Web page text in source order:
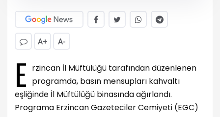
A+ A-
E rzincan İl Müftülüğü tarafından düzenlenen
programda, basın mensupları kahvaltı
eşliğinde İl Müftülüğü binasında ağırlandı.
Programa Erzincan Gazeteciler Cemiyeti (EGC)